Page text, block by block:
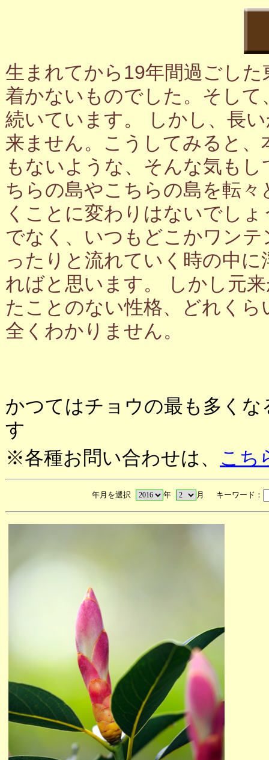
生まれてから19年間過ごし
着かないものでした。そし
続いています。 しかし、長
来ません。こうしてみると
もないような、そんな気も
ちらの島やこちらの島を転
くことに変わりはないでし
でなく、いつもどこかワン
ったりと流れていく時の中
ればと思います。 しかし元
たことのない性格、どれく
全くわかりません。
かつてはチョウの最も多く
す
※各種お問い合わせは、 こち
年月を選択 年 月 キーワード：